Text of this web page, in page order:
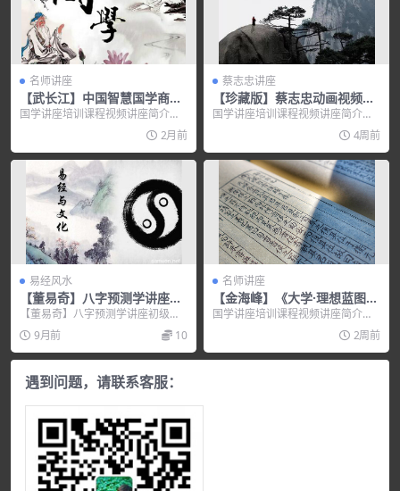
名师讲座
【武长江】中国智慧国学商道-
企业运营管理大师经典解读
国学讲座培训课程视频讲座简介：
讲师简介： 武长江，北京大学民营
2月前
蔡志忠讲座
【珍藏版】蔡志忠动画视频全
集-菜根譚
国学讲座培训课程视频讲座简介：
【珍藏版】蔡志忠动画视频全集：
4周前
易经风水
【董易奇】八字预测学讲座初
级入门录像
【董易奇】八字预测学讲座初级入
门录像，培训讲座视频，培训课程
视频教程下载，百度网...
9月前 10
名师讲座
【金海峰】《大学·理想蓝图》
大学传
国学讲座培训课程视频讲座简介：
金海峰《大学·理想蓝图-大学传》
2周前
遇到问题，请联系客服：